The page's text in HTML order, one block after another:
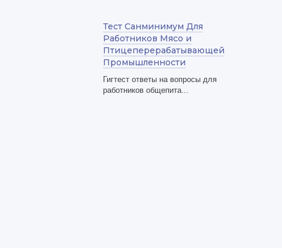
Тест Санминимум Для
Работников Мясо и
Птицеперерабатывающей
Промышленности
Гигтест ответы на вопросы для
работников общепита...